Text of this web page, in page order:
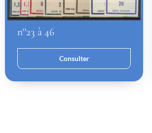
n°23 à 46
Consulter